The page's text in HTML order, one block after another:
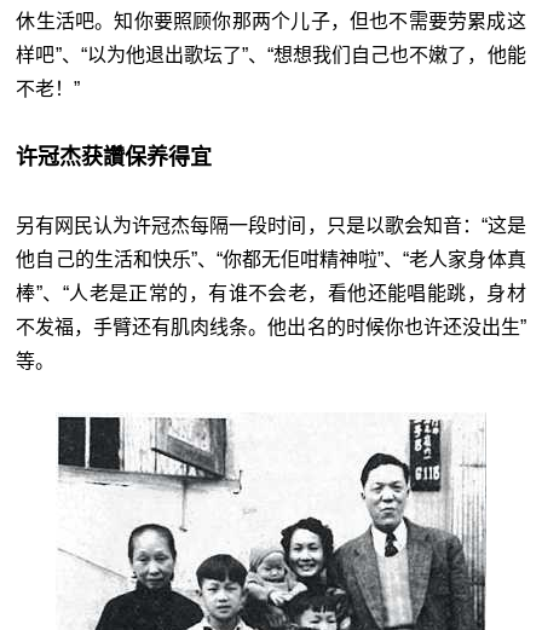
休生活吧。知你要照顾你那两个儿子，但也不需要劳累成这
样吧”、“以为他退出歌坛了”、“想想我们自己也不嫩了，他能
不老！”
许冠杰获讚保养得宜
另有网民认为许冠杰每隔一段时间，只是以歌会知音：“这是
他自己的生活和快乐”、“你都无佢咁精神啦”、“老人家身体真
棒”、“人老是正常的，有谁不会老，看他还能唱能跳，身材
不发福，手臂还有肌肉线条。他出名的时候你也许还没出生”
等。